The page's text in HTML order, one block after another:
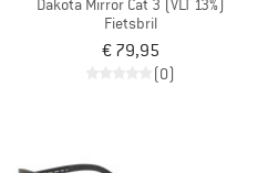
Dakota Mirror Cat 3 (VLT 13%)
Fietsbril
€ 79,95
(0)